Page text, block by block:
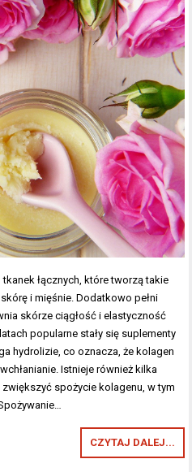
łącznych, które tworzą takie
i mięśnie. Dodatkowo pełni
skórze ciągłość i elastyczność
popularne stały się suplementy
hydrolizie, co oznacza, że kolagen
Istnieje również kilka
spożycie kolagenu, w tym
CZYTAJ DALEJ...